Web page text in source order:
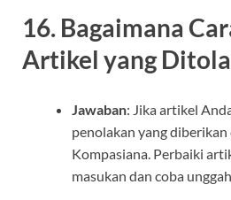
16. Bagaimana
Artikel yang
Jawaban: Jika artikel
penolakan yang
Kompasiana. Perbaiki
masukan dan coba